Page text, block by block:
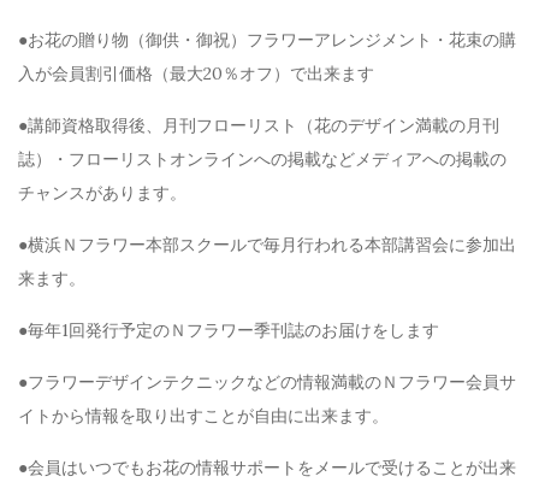
●お花の贈り物（御供・御祝）フラワーアレンジメント・花束の購
入が会員割引価格（最大20％オフ）で出来ます
●講師資格取得後、月刊フローリスト（花のデザイン満載の月刊
誌）・フローリストオンラインへの掲載などメディアへの掲載の
チャンスがあります。
●横浜Ｎフラワー本部スクールで毎月行われる本部講習会に参加出
来ます。
●毎年1回発行予定のＮフラワー季刊誌のお届けをします
●フラワーデザインテクニックなどの情報満載のＮフラワー会員サ
イトから情報を取り出すことが自由に出来ます。
●会員はいつでもお花の情報サポートをメールで受けることが出来